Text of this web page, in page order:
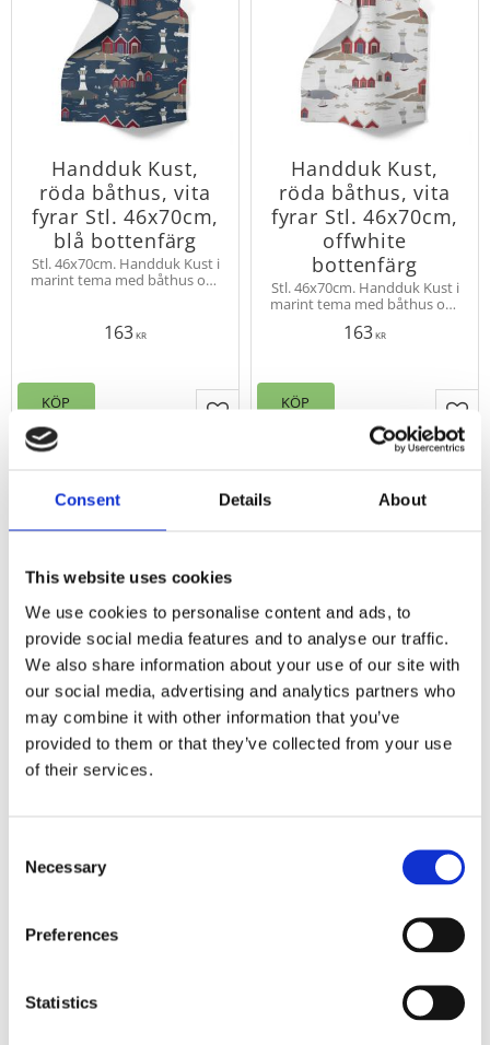
Consent Details About
This website uses cookies
We use cookies to personalise content and ads, to
provide social media features and to analyse our traffic.
We also share information about your use of our site with
our social media, advertising and analytics partners who
may combine it with other information that you’ve
provided to them or that they’ve collected from your use
of their services.
Selection
Necessary
Preferences
Statistics
Handduk Kust,
röda båthus, vita
fyrar Stl. 46x70cm,
blå bottenfärg
Stl. 46x70cm. Handduk Kust i
marint tema med båthus och
163KR
KÖP
Handduk Kust,
röda båthus, vita
fyrar Stl. 46x70cm,
offwhite
bottenfärg
Stl. 46x70cm. Handduk Kust i
marint tema med båthus och
Design Louise Videlyck
163KR
KÖP
Kuddfodral Blader,
grafiskt retro
mönster. Stl.
47x47cm, blå,
beige, rost
av Louise Videlyck. Dragkedja
i nederkanten.
Kuddfodral Blader,
grafiskt retro
mönster. Stl.
47x47cm, grön
i nederkanten.